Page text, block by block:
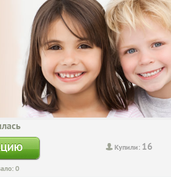
Купили: 16
0